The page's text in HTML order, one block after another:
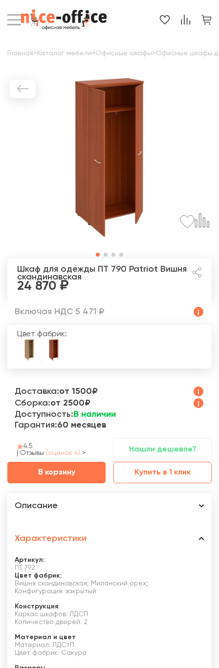
Главная> Каталог мебели>Офисные шкафы>Офисные шкафы
Шкаф для одежды ПТ 790 Patriot Вишня
скандинавская
24 870
Включая НДС 5 471 ₽
Цвет фабрик:
Доставка:от 1500₽
Сборка:от 2500₽
Доступность: В наличии
Гарантия:60 месяцев
4.5
Отзывы (оценок 4) > Нашли дешевле?
В корзину Купить в 1 клик
Описание
Характеристики
Артикул:
ПТ 792
Цвет фабрик:
Вишня скандинавская; Миланский орех;
Конфигурация: закрытый
Конструкция
Каркас шкафов: ЛДСП
Количество дверей: 2
Материал и цвет
Материал: ЛДСтП
Цвет фабрик: Сакура